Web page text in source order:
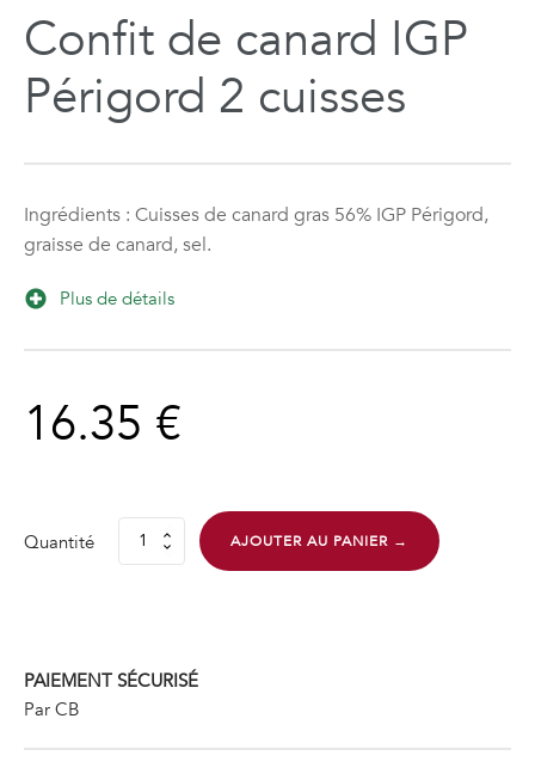
Confit de canard IGP
Périgord 2 cuisses
Ingrédients : Cuisses de canard gras 56% IGP Périgord,
graisse de canard, sel.
Plus de détails
16.35 €
Quantité
quantité
IGP
AJOUTER AU PANIER →
PAIEMENT SÉCURISÉ
Par CB